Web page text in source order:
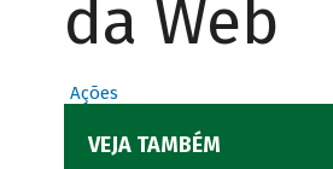
da Web
Ações
VEJA TAMBÉM